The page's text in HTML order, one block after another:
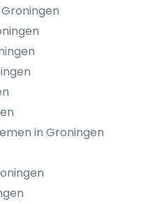
in Groningen